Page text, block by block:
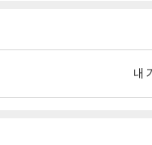
내